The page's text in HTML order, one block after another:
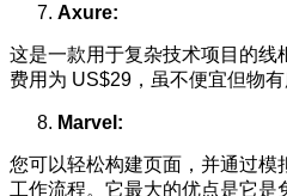
Axure:
这是一款用于复杂技术项目的线
费用为 US$29，虽不便宜但物有
Marvel:
您可以轻松构建页面，并通过模
工作流程。它最大的优点是它是